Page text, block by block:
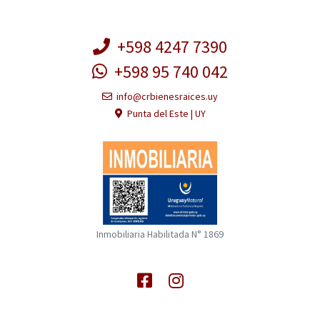
+598 4247 7390
+598 95 740 042
info@crbienesraices.uy
Punta del Este | UY
Inmobiliaria Habilitada N° 1869